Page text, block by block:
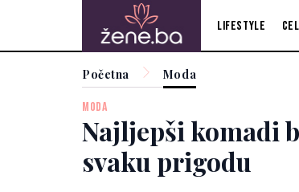
Lifestyle
Početna Moda
MODA
Najljepši komadi
svaku prigodu